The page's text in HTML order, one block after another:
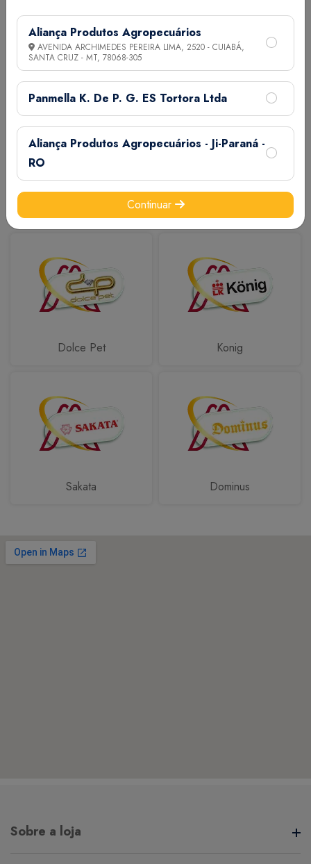
Calbos M7
Dolce Pet Konig
Sakata Dominus
Sobre a loja
Aliança Produtos Agropecuários
AVENIDA ARCHIMEDES PEREIRA LIMA, 2520 - CUIABÁ,
SANTA CRUZ - MT, 78068-305
Panmella K. De P. G. ES Tortora Ltda
Aliança Produtos Agropecuários - Ji-Paraná -
RO
Continuar